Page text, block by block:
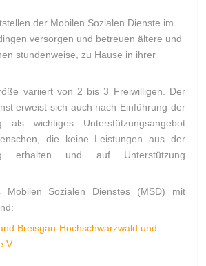
der Mobilen Sozialen Dienste im
versorgen und betreuen ältere und
stundenweise, zu Hause in ihrer
variiert von 2 bis 3 Freiwilligen. Der
erweist sich auch nach Einführung der
als wichtiges Unterstützungsangebot
die keine Leistungen aus der
erhalten und auf Unterstützung
Mobilen Sozialen Dienstes (MSD) mit
Breisgau-Hochschwarzwald und